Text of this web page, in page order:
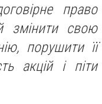
право
змінити свою
порушити її
акцій і піти